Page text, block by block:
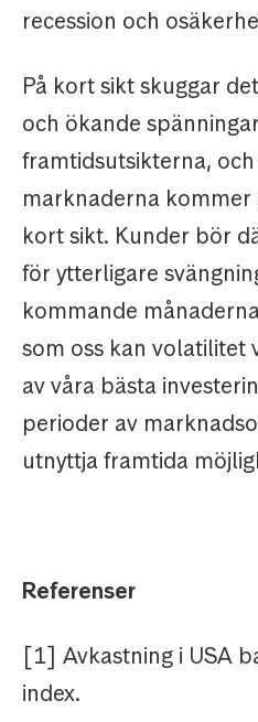
recession och
På kort sikt skuggar
och ökande
framtidsutsikterna,
marknaderna
kort sikt. Kunder bör
för ytterligare
kommande
som oss kan volatilitet
av våra bästa
perioder av
utnyttja framtida
Referenser
[1] Avkastning i USA
index.